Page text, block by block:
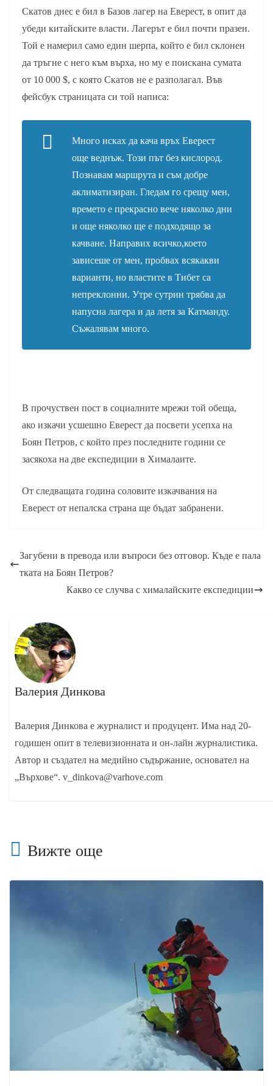
Скатов днес е бил в Базов лагер на Еверест, в опит да
убеди китайските власти. Лагерът е бил почти празен.
Той е намерил само един шерпа, който е бил склонен
да тръгне с него към върха, но му е поискана сумата
от 10 000 $, с която Скатов не е разполагал. Във
фейсбук страницата си той написа:
Много исках да кача връх Еверест
още веднъж. Този път без кислород.
Познавам маршрута и съм добре
аклиматизиран. Гледам го срещу мен,
времето е прекрасно вече няколко дни
и още няколко ще е подходящо за
качване. Направих всичко,което
зависеше от мен, пробвах всякакви
варианти, но властите в Тибет са
непреклонни. Утре сутрин трябва да
напусна лагера и да летя за Катманду.
Съжалявам много.
В прочуствен пост в социалните мрежи той обеща,
ако изкачи усшешно Еверест да посвети усепха на
Боян Петров, с който през последните години се
засякоха на две експедиции в Хималаите.
От следващата година соловите изкачвания на
Еверест от непалска страна ще бъдат забранени.
Загубени в превода или въпроси без отговор. Къде е пала
тката на Боян Петров?
Какво се случва с хималайските експедиции
Валерия Динкова
Валерия Динкова е журналист и продуцент. Има над 20-
годишен опит в телевизионната и он-лайн журналистика.
Автор и създател на медийно съдържание, основател на
„Върхове“. v_dinkova@varhove.com
Вижте още